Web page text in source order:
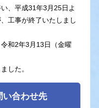
、平成31年3月25日よ
工事が終了いたしまし
和2年3月13日（金曜
した。
い合わせ先